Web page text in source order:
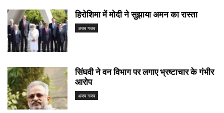
हिरोशिमा में मोदी ने सुझाया अमन का रास्ता
अजब गजब
सिंघवी ने वन विभाग पर लगाए भ्रष्टाचार के गंभीर
आरोप
अजब गजब